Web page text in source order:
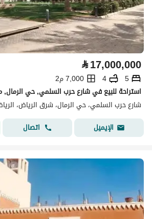
⃁17,000,000
5
4
7,000 م2
استراحة للبيع في شارع حرب السلمي, حي الرمال,
شارع حرب السلمي، حي الرمال، شرق الرياض،
الإيميل
اتصال